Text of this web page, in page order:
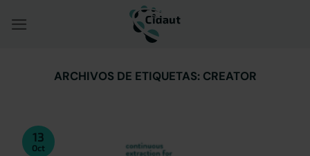
ARCHIVOS DE ETIQUETAS: CREATOR
13
Oct